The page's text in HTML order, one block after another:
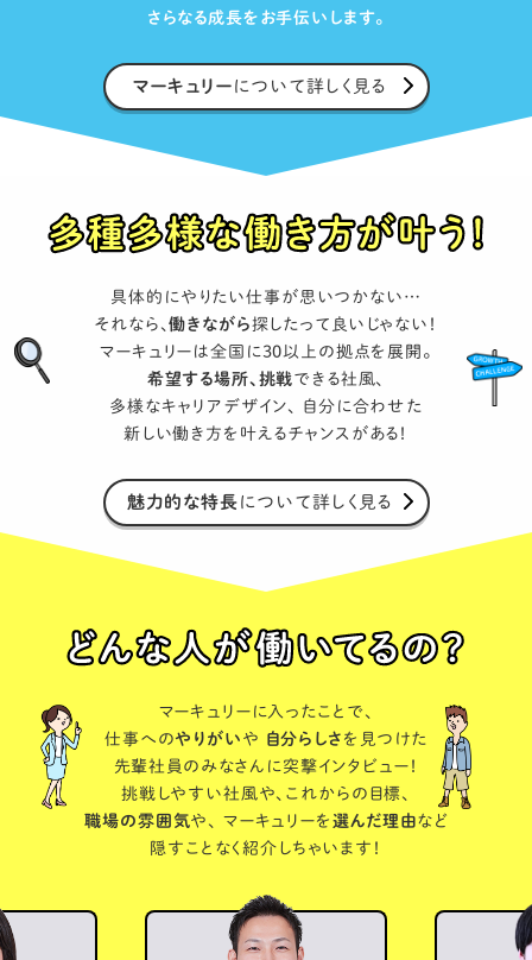
さらなる成長をお手伝いします。
マーキュリー について詳しく見る
具体的にやりたい仕事が思いつかない…
それなら、働きながら探したって良いじゃない！
マーキュリーは全国に30以上の拠点を展開。
希望する場所、挑戦できる社風、
多様なキャリアデザイン、
自分に合わせた
新しい働き方を叶えるチャンスがある！
魅力的な特長 について詳しく見る
マーキュリーに入ったことで、
仕事へのやりがい や 自分らしさ を見つけた
先輩社員のみなさんに突撃インタビュー！
挑戦しやすい社風や、これからの目標、
職場の雰囲気や、 マーキュリーを 選んだ理由など
隠すことなく紹介しちゃいます！